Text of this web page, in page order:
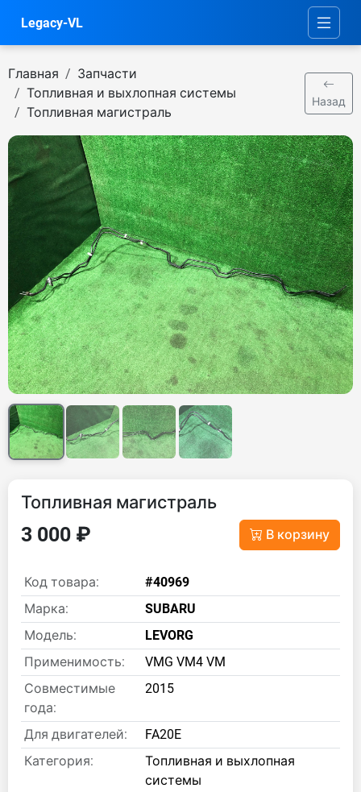
Legacy-VL
Главная
Запчасти
Топливная и выхлопная системы
Топливная магистраль
Назад
Топливная магистраль
3 000 ₽ В корзину
Код товара:
#40969
Марка:
SUBARU
Модель:
LEVORG
Применимость:
VMG VM4 VM
Совместимые
года:
2015
Для двигателей:
FA20E
Категория:
Топливная и выхлопная
системы